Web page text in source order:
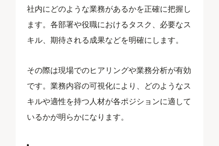
社内にどのような業務があるかを正確に把握し
ます。各部署や役職におけるタスク、必要なス
キル、期待される成果などを明確にします。
その際は現場でのヒアリングや業務分析が有効
です。業務内容の可視化により、どのようなス
キルや適性を持つ人材が各ポジションに適して
いるかが明らかになります。